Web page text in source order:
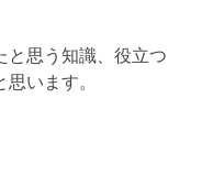
と思う知識、役立つ
います。